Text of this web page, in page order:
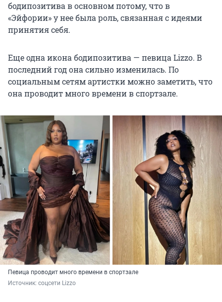
бодипозитива в основном потому, что в
«Эйфории» у нее была роль, связанная с идеями
принятия себя.
Еще одна икона бодипозитива — певица Lizzo. В
последний год она сильно изменилась. По
социальным сетям артистки можно заметить, что
она проводит много времени в спортзале.
Певица проводит много времени в спортзале
Источник: соцсети Lizzo